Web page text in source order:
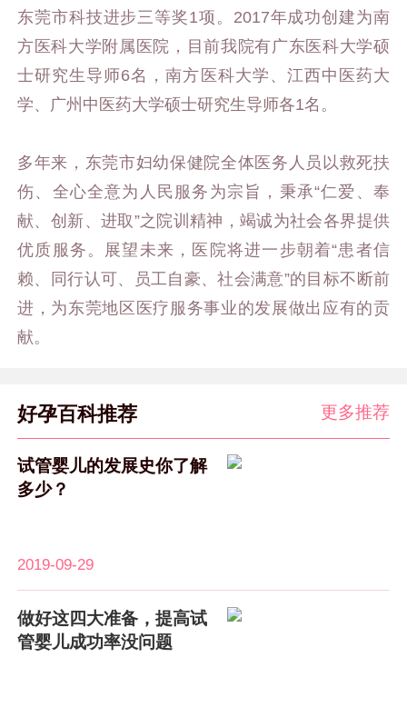
东莞市科技进步三等奖1项。2017年成功创建为南
方医科大学附属医院，目前我院有广东医科大学硕
士研究生导师6名，南方医科大学、江西中医药大
学、广州中医药大学硕士研究生导师各1名。
多年来，东莞市妇幼保健院全体医务人员以救死扶
伤、全心全意为人民服务为宗旨，秉承“仁爱、奉
献、创新、进取”之院训精神，竭诚为社会各界提供
优质服务。展望未来，医院将进一步朝着“患者信
赖、同行认可、员工自豪、社会满意”的目标不断前
进，为东莞地区医疗服务事业的发展做出应有的贡
献。
好孕百科推荐 更多推荐
试管婴儿的发展史你了解
多少？
2019-09-29
做好这四大准备，提高试
管婴儿成功率没问题